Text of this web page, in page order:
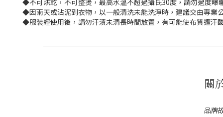
◆不可烘乾，不可整燙，最高水溫不超過攝氏30度，請勿過度曝
◆因雨天或沾泥到衣物，以一般清洗未能洗淨時，建議交由專業
◆服裝經使用後，請勿汗漬未清長時間放置，有可能使布質遭汗
關
品牌